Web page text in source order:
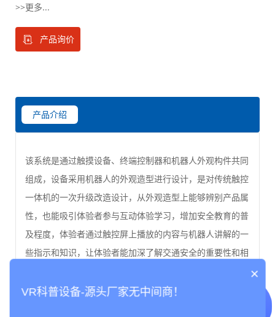
>>更多...
产品询价
产品介绍
该系统是通过触摸设备、终端控制器和机器人外观构件共同
组成，设备采用机器人的外观造型进行设计，是对传统触控
一体机的一次升级改造设计，从外观造型上能够辨别产品属
性，也能吸引体验者参与互动体验学习，增加安全教育的普
及程度，体验者通过触控屏上播放的内容与机器人讲解的一
些指示和知识，让体验者能加深了解交通安全的重要性和相
×
VR科普设备-源头厂家无中间商！